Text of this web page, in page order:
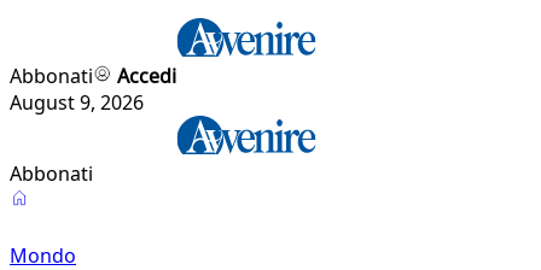
Abbonati
Accedi
August 9, 2026
Abbonati
Mondo